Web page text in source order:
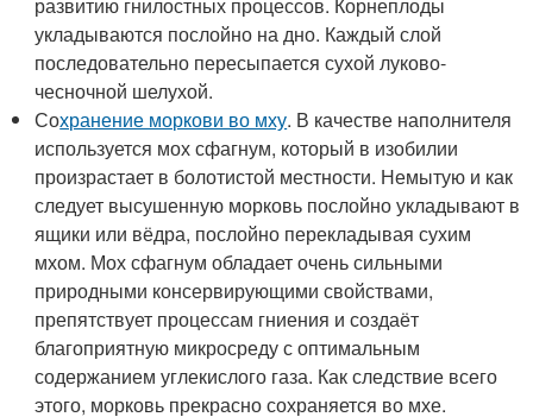
укладываются послойно на дно. Каждый слой
последовательно пересыпается сухой луково-
чесночной шелухой.
Сохранение моркови во мху. В качестве наполнителя
используется мох сфагнум, который в изобилии
произрастает в болотистой местности. Немытую и как
следует высушенную морковь послойно укладывают в
ящики или вёдра, послойно перекладывая сухим
мхом. Мох сфагнум обладает очень сильными
природными консервирующими свойствами,
препятствует процессам гниения и создаёт
благоприятную микросреду с оптимальным
содержанием углекислого газа. Как следствие всего
этого, морковь прекрасно сохраняется во мхе.